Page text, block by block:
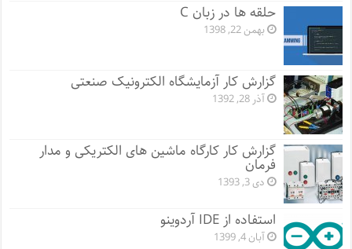
حلقه ها در زبان C
بهمن 22, 1398
گزارش کار آزمایشگاه الکترونیک صنعتی
آذر 28, 1392
گزارش کار کارگاه ماشین های الکتریکی و مدار
فرمان
دی 3, 1393
استفاده از IDE آردوینو
آبان 4, 1399